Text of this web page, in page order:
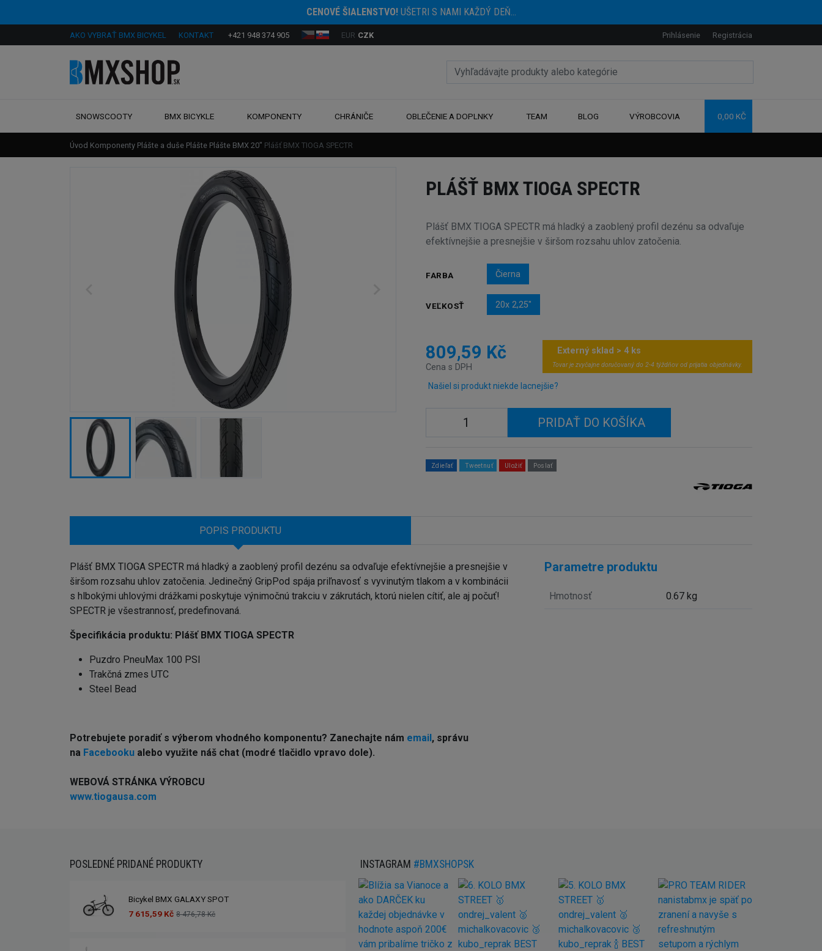
CENOVÉ ŠIALENSTVO!UŠETRI S NAMI KAŽDÝ DEŇ...
AKO VYBRAŤ BMX BICYKEL KONTAKT +421 948 374 905 EUR CZK Prihlásenie Registrácia
SNOWSCOOTY BMX BICYKLE KOMPONENTY CHRÁNIČE OBLEČENIE A DOPLNKY TEAM BLOG VÝROBCOVIA 0,00 KČ
Úvod Komponenty Plášte a duše Plášte Plášte BMX 20" Plášť BMX TIOGA SPECTR
PLÁŠŤ BMX TIOGA SPECTR
Plášť BMX TIOGA SPECTR má hladký a zaoblený profil dezénu sa odvaľuje
efektívnejšie a presnejšie v širšom rozsahu uhlov zatočenia.
FARBA Čierna
VEĽKOSŤ 20x 2,25"
809,59 Kč
Cena s DPH
Externý sklad > 4 ks
Tovar je zvyčajne doručovaný do 2-4 týždňov od prijatia objednávky.
Našiel si produkt niekde lacnejšie?
PRIDAŤ DO KOŠÍKA
Zdieľať Tweetnuť Uložiť Poslať
POPIS PRODUKTU
Plášť BMX TIOGA SPECTR má hladký a zaoblený profil dezénu sa odvaľuje efektívnejšie a presnejšie v
širšom rozsahu uhlov zatočenia. Jedinečný GripPod spája priľnavosť s vyvinutým tlakom a v kombinácii
s hlbokými uhlovými drážkami poskytuje výnimočnú trakciu v zákrutách, ktorú nielen cítiť, ale aj počuť!
SPECTR je všestrannosť, predefinovaná.
Špecifikácia produktu: Plášť BMX TIOGA SPECTR
Puzdro PneuMax 100 PSI
Trakčná zmes UTC
Steel Bead
Potrebujete poradiť s výberom vhodného komponentu? Zanechajte nám email, správu
na Facebooku alebo využite náš chat (modré tlačidlo vpravo dole).
WEBOVÁ STRÁNKA VÝROBCU
www.tiogausa.com
Parametre produktu
Hmotnosť 0.67 kg
POSLEDNÉ PRIDANÉ PRODUKTY
Bicykel BMX GALAXY SPOT
7 615,59 Kč 8 476,78 Kč
INSTAGRAM #BMXSHOPSK